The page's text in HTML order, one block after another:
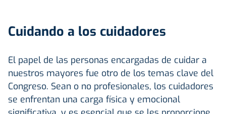
Cuidando a los cuidadores
El papel de las personas encargadas de cuidar a
nuestros mayores fue otro de los temas clave del
Congreso. Sean o no profesionales, los cuidadores
se enfrentan una carga física y emocional